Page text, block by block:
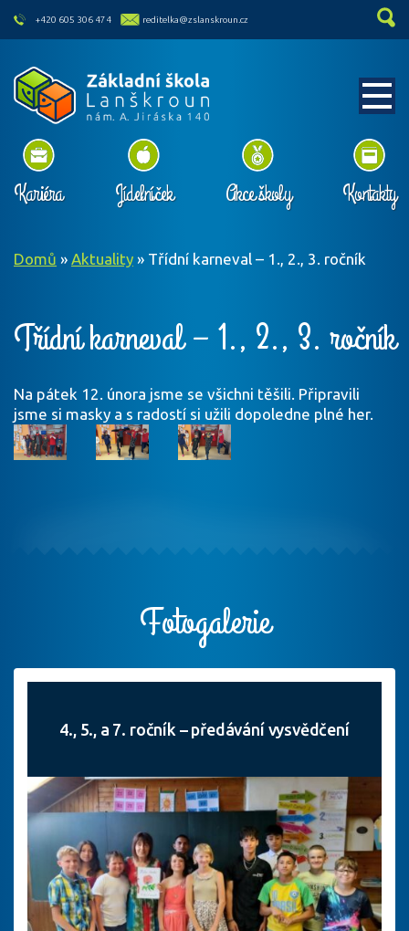
skip to main content
+420 605 306 474 reditelka@zslanskroun.cz
Kariéra Jídelníček Akce školy Kontakty
Domů » Aktuality » Třídní karneval – 1., 2., 3. ročník
Třídní karneval – 1., 2., 3. ročník
Na pátek 12. února jsme se všichni těšili. Připravili
jsme si masky a s radostí si užili dopoledne plné her.
Fotogalerie
4., 5., a 7. ročník – předávání vysvědčení